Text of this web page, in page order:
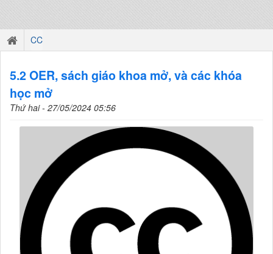
CC
5.2 OER, sách giáo khoa mở, và các khóa
học mở
Thứ hai - 27/05/2024 05:56